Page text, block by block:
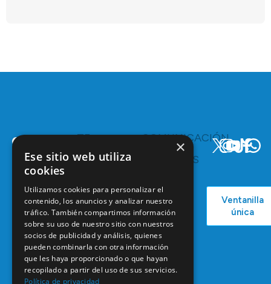
C/ Mauricio
Legendre,
28046
Madrid
91 561 29 05
informacion@coem.org.es
TE
Servicios y
Bolsa de
Empleo
Formación
Continuada
Tablón de
anuncios
COMUNICACIÓN
RECURSOS
Podcast
Actualidad
Ventanilla
única
×
Ese sitio web utiliza
cookies
Utilizamos cookies para personalizar el
contenido, los anuncios y analizar nuestro
tráfico. También compartimos información
sobre su uso de nuestro sitio con nuestros
socios de publicidad y análisis, quienes
pueden combinarla con otra información
que les haya proporcionado o que hayan
recopilado a partir del uso de sus servicios.
Política de privacidad